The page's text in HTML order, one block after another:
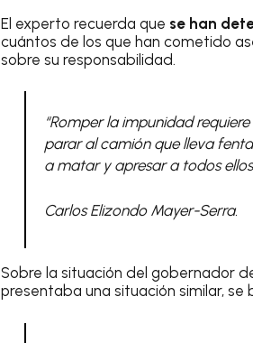
El experto recuerda que se han
cuántos de los que han cometido
sobre su responsabilidad.
“Romper la impunidad
parar al camión que lleva
a matar y apresar a todos
Carlos Elizondo Mayer-Serra.
Sobre la situación del gobernador
presentaba una situación similar, se